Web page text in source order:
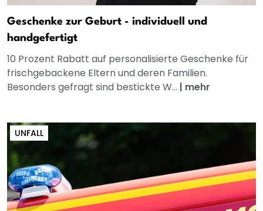
Geschenke zur Geburt - individuell und
handgefertigt
10 Prozent Rabatt auf personalisierte Geschenke für
frischgebackene Eltern und deren Familien.
Besonders gefragt sind bestickte W... | mehr
UNFALL